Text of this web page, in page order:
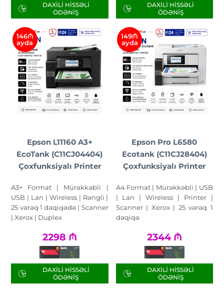
DAXILI HISSƏLI
ÖDƏNIŞ
DAXILI HISSƏLI
ÖDƏNIŞ
146₼
ayda
Epson L11160 A3+
EcoTank (C11CJ04404)
Çoxfunksiyalı Printer
A3+ Format | Mürəkkəbli |
USB | Lan | Wireless | Rəngli |
25 vərəq 1 dəqiqədə | Scanner
| Xerox | Duplex
2298 ₼
DAXILI HISSƏLI
ÖDƏNIŞ
149₼
ayda
Epson Pro L6580
Ecotank (C11CJ28404)
Çoxfunksiyalı Printer
A4 Format | Mürəkkəbli | USB
| Lan | Wireless | Printer |
Scanner | Xerox | 25 vərəq 1
dəqiqə
2344 ₼
DAXILI HISSƏLI
ÖDƏNIŞ